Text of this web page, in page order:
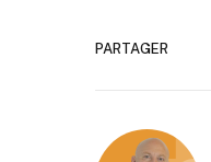
PARTAGER